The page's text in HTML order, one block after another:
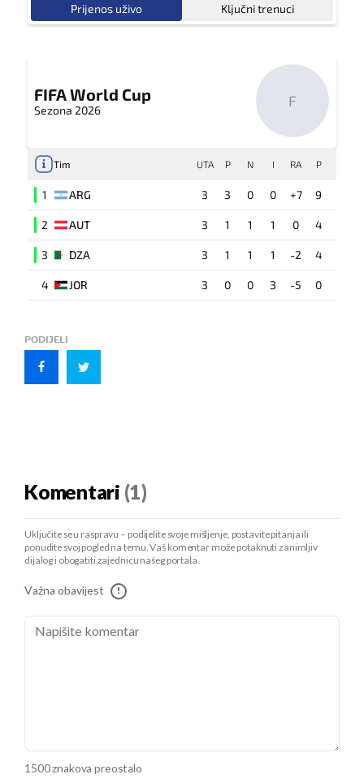
Prijenos uživo Ključni trenuci
FIFA World Cup
Sezona 2026 F
Tim UTA P N I RA P
1 ARG 3 3 0 0 +7 9
2 AUT 3 1 1 1 0 4
3 DZA 3 1 1 1 -2 4
4 JOR 3 0 0 3 -5 0
PODIJELI
Komentari (1)
Uključite se u raspravu – podijelite svoje mišljenje, postavite pitanja ili
ponudite svoj pogled na temu. Vaš komentar može potaknuti zanimljiv
dijalog i obogatiti zajednicu našeg portala.
Važna obavijest !
1500 znakova preostalo